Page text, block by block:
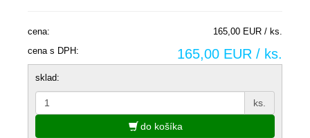
cena:
165,00 EUR / ks.
cena s DPH:
165,00 EUR / ks.
sklad:
ks.
do košíka